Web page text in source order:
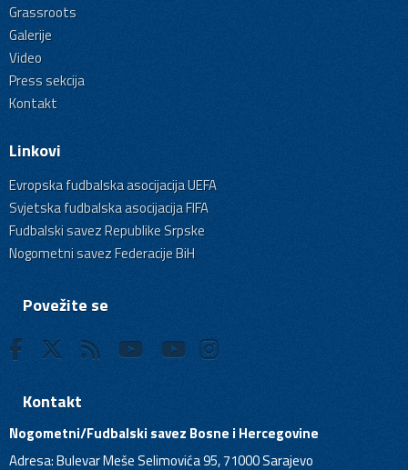
Grassroots
Galerije
Video
Press sekcija
Kontakt
Linkovi
Evropska fudbalska asocijacija UEFA
Svjetska fudbalska asocijacija FIFA
Fudbalski savez Republike Srpske
Nogometni savez Federacije BiH
Povežite se
Kontakt
Nogometni/Fudbalski savez Bosne i Hercegovine
Adresa: Bulevar Meše Selimovića 95, 71000 Sarajevo